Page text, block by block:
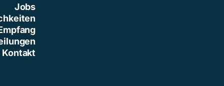
Jobs
Kontakt